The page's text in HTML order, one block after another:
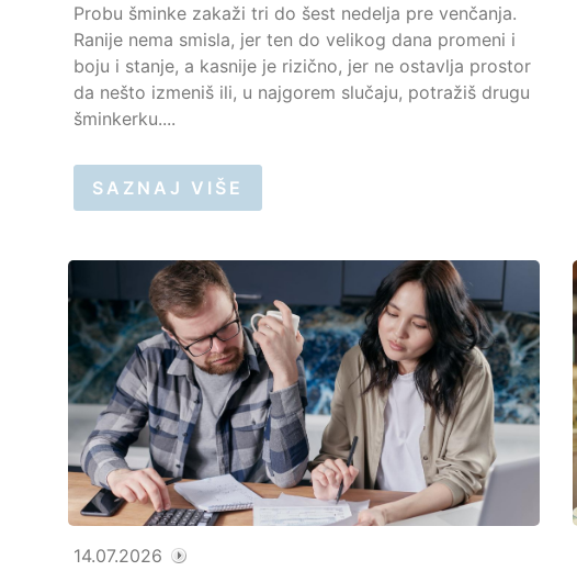
Probu šminke zakaži tri do šest nedelja pre venčanja.
Ranije nema smisla, jer ten do velikog dana promeni i
boju i stanje, a kasnije je rizično, jer ne ostavlja prostor
da nešto izmeniš ili, u najgorem slučaju, potražiš drugu
šminkerku....
SAZNAJ VIŠE
14.07.2026